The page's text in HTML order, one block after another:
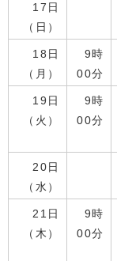
17日
（日）
18日
（月）
9時
00分
19日
（火）
9時
00分
20日
（水）
21日
（木）
9時
00分